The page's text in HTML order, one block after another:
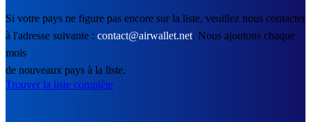
Si votre pays ne figure pas encore sur la liste, veuillez nous contacter
à l'adresse suivante : contact@airwallet.net. Nous ajoutons chaque
mois
de nouveaux pays à la liste.
Trouver la liste complète